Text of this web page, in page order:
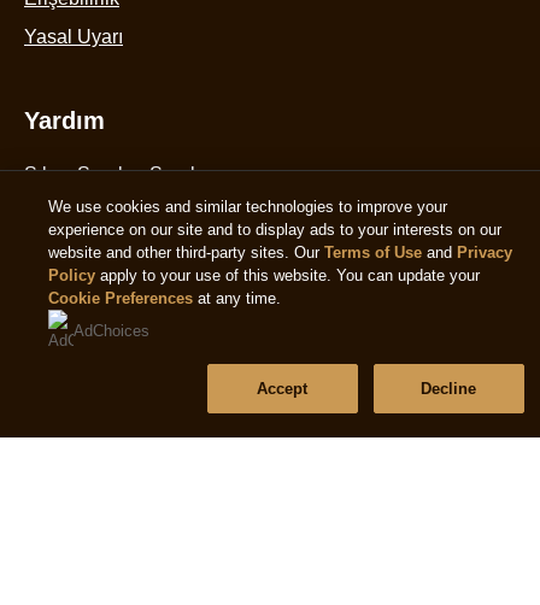
Yasal Uyarı
Yardım
Sıkça Sorulan Sorular
Bize Ulaşın
Site Haritası
We use cookies and similar technologies to improve your
experience on our site and to display ads to your interests on our
website and other third-party sites. OurTerms of Use and Privacy
Policy apply to your use of this website. You can update your
Cookie Preferences at any time.
AdChoices
Decline
Accept